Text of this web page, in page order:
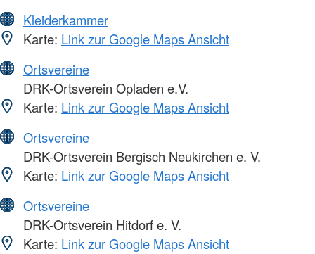
Kleiderkammer
Karte: Link zur Google Maps Ansicht
Ortsvereine
DRK-Ortsverein Opladen e.V.
Karte: Link zur Google Maps Ansicht
Ortsvereine
DRK-Ortsverein Bergisch Neukirchen e. V.
Karte: Link zur Google Maps Ansicht
Ortsvereine
DRK-Ortsverein Hitdorf e. V.
Karte: Link zur Google Maps Ansicht